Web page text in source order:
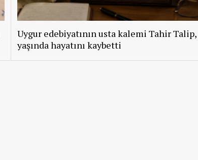
Uygur edebiyatının usta kalemi Tahir
yaşında hayatını kaybetti